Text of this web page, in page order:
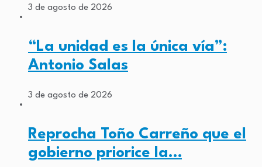
3 de agosto de 2026
“La unidad es la única vía”:
Antonio Salas
3 de agosto de 2026
Reprocha Toño Carreño que el
gobierno priorice la…